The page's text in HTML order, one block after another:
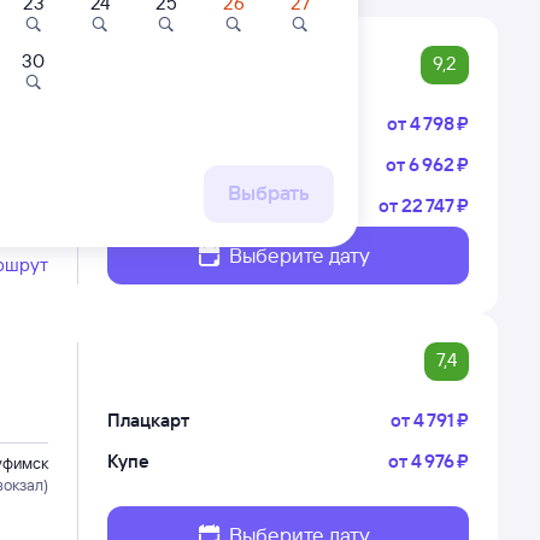
9,2
от4 ⁠798 ⁠₽
от6 ⁠962 ⁠₽
от22 ⁠747 ⁠₽
Выберите дату
7,4
Плацкарт от4 ⁠791 ⁠₽
Купе
от4 ⁠976 ⁠₽
Выберите дату
30
Выбрать